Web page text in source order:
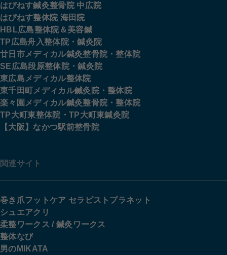
はぴねす鍼灸整骨院 中広院
はぴねす整体院 海田院
HBL広島整体院＆美容鍼
TP広島舟入整体院・鍼灸院
廿日市メディカル鍼灸整骨院・整体院
SE広島段原整体院・鍼灸院
東広島メディカル整体院
東千田町メディカル鍼灸院・整体院
楽々園メディカル鍼灸整骨院・整体院
TP大町東整体院・TP大町東鍼灸院
【大阪】なかつ駅前整骨院
関連サイト
巻き爪フットケア セラピストプラネット
シュエアクリ
柔整ワークス / 鍼灸ワークス
整体なび
男のMIKATA